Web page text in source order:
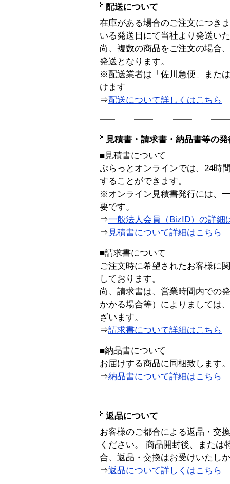
配送について
在庫がある場合のご注文につき
いる発送日にて当社より発送い
尚、複数の商品をご注文の場合
発送となります。
※配送業者は「佐川急便」また
けます
⇒配送について詳しくはこちら
見積書・請求書・納品書等の
■見積書について
ぷらっとオンラインでは、24時
することができます。
※オンライン見積書発行には、
要です。
⇒一般法人会員（BizID）の詳細
⇒ 見積書について詳細はこちら
■請求書について
ご注文時に希望されたお客様に
しております。
尚、請求書は、営業時間内での
かかる場合等）によりましては
ざいます。
⇒請求書について詳細はこちら
■納品書について
お届けする商品に同梱致します。
⇒納品書について詳細はこちら
返品について
お客様のご都合による返品・交
ください。 商品開封後、または
合、返品・交換はお受けいたし
⇒返品について詳しくはこちら